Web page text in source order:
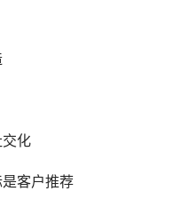
化
客户推荐